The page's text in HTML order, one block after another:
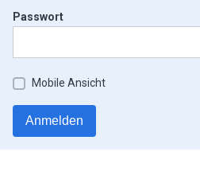
Passwort
Mobile Ansicht